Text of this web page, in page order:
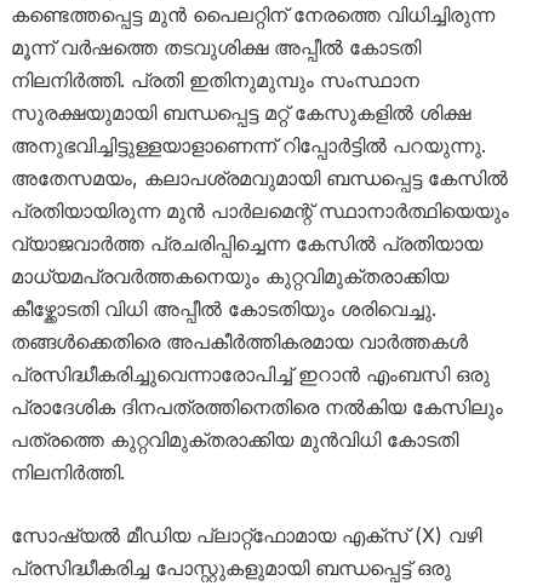
കണ്ടെത്തപ്പെട്ട മുൻ പൈലറ്റിന് നേരത്തെ വിധിച്ചിരുന്ന
മൂന്ന് വർഷത്തെ തടവുശിക്ഷ അപ്പീൽ കോടതി
നിലനിർത്തി. പ്രതി ഇതിനുമുമ്പും സംസ്ഥാന
സുരക്ഷയുമായി ബന്ധപ്പെട്ട മറ്റ് കേസുകളിൽ ശിക്ഷ
അനുഭവിച്ചിട്ടുള്ളയാളാണെന്ന് റിപ്പോർട്ടിൽ പറയുന്നു.
അതേസമയം, കലാപശ്രമവുമായി ബന്ധപ്പെട്ട കേസിൽ
പ്രതിയായിരുന്ന മുൻ പാർലമെന്റ് സ്ഥാനാർത്ഥിയെയും
വ്യാജവാർത്ത പ്രചരിപ്പിച്ചെന്ന കേസിൽ പ്രതിയായ
മാധ്യമപ്രവർത്തകനെയും കുറ്റവിമുക്തരാക്കിയ
കീഴ്ക്കോടതി വിധി അപ്പീൽ കോടതിയും ശരിവെച്ചു.
തങ്ങൾക്കെതിരെ അപകീർത്തികരമായ വാർത്തകൾ
പ്രസിദ്ധീകരിച്ചുവെന്നാരോപിച്ച് ഇറാൻ എംബസി ഒരു
പ്രാദേശിക ദിനപത്രത്തിനെതിരെ നൽകിയ കേസിലും
പത്രത്തെ കുറ്റവിമുക്തരാക്കിയ മുൻവിധി കോടതി
നിലനിർത്തി.
സോഷ്യൽ മീഡിയ പ്ലാറ്റ്ഫോമായ എക്സ് (X) വഴി
പ്രസിദ്ധീകരിച്ച പോസ്റ്റുകളുമായി ബന്ധപ്പെട്ട് ഒരു